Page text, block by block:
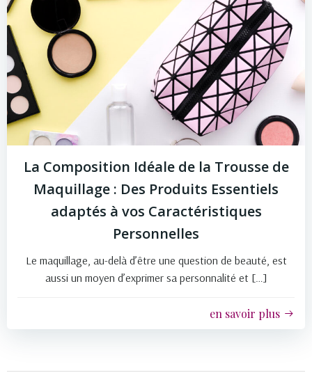
La Composition Idéale de la Trousse de
Maquillage : Des Produits Essentiels
adaptés à vos Caractéristiques
Personnelles
Le maquillage, au-delà d’être une question de beauté, est
aussi un moyen d’exprimer sa personnalité et […]
en savoir plus